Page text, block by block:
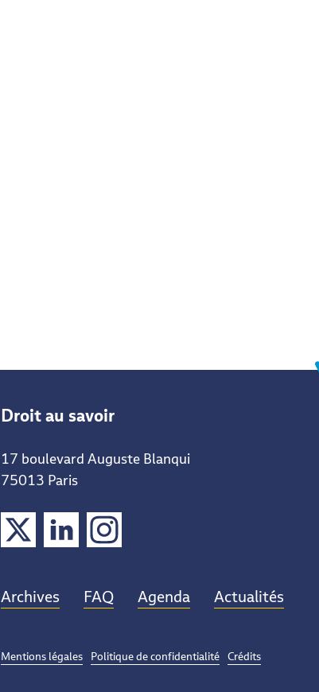
Droit au savoir
17 boulevard Auguste Blanqui
75013 Paris
Archives FAQ Agenda Actualités
Mentions légales Politique de confidentialité Crédits